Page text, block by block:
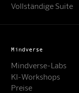
Vollständige Suite
Mindverse
Mindverse-Labs
KI-Workshops
Preise